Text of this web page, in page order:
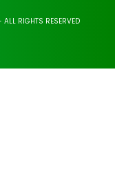
RIGHTS RESERVED